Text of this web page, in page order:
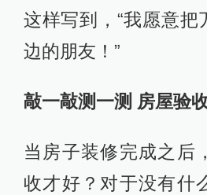
这样写到，“我愿意把
边的朋友！”
敲一敲测一测 房屋验
当房子装修完成之后
收才好？对于没有什